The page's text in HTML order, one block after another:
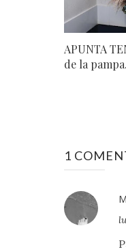
APUNTA
de la
1